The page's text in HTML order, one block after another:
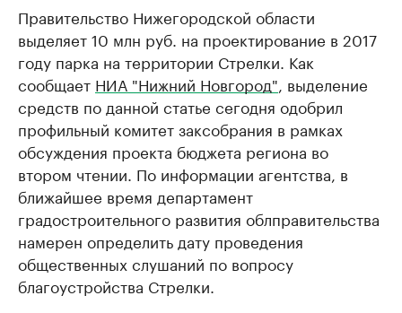
Правительство Нижегородской области
выделяет 10 млн руб. на проектирование в 2017
году парка на территории Стрелки. Как
сообщает НИА "Нижний Новгород" , выделение
средств по данной статье сегодня одобрил
профильный комитет заксобрания в рамках
обсуждения проекта бюджета региона во
втором чтении. По информации агентства, в
ближайшее время департамент
градостроительного развития облправительства
намерен определить дату проведения
общественных слушаний по вопросу
благоустройства Стрелки.